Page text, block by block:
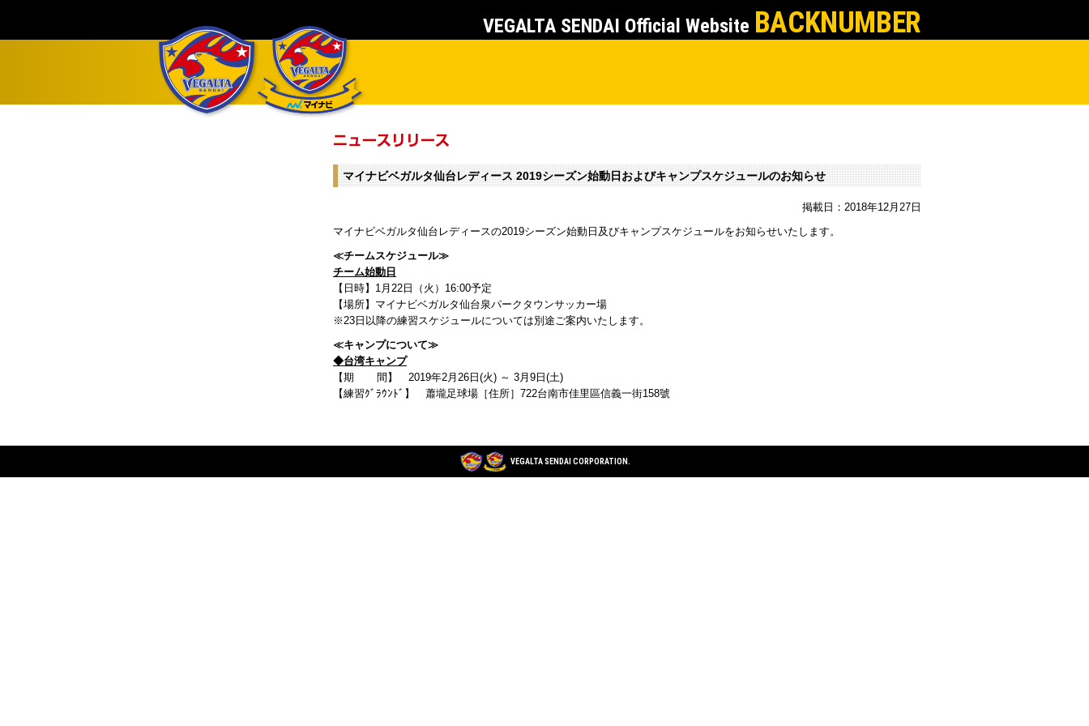
VEGALTA SENDAI Official Website BACKNUMBER
マイナビベガルタ仙台レディース 2019シーズン始動日およびキャンプスケジュールのお知らせ
掲載日：2018年12月27日
マイナビベガルタ仙台レディースの2019シーズン始動日及びキャンプスケジュールをお知らせいたします。
≪チームスケジュール≫
チーム始動日
【日時】1月22日（火）16:00予定
【場所】マイナビベガルタ仙台泉パークタウンサッカー場
※23日以降の練習スケジュールについては別途ご案内いたします。
≪キャンプについて≫
◆台湾キャンプ
【期 間】 2019年2月26日(火) ～ 3月9日(土)
【練習ｸﾞﾗｳﾝﾄﾞ】 蕭壠足球場［住所］722台南市佳里區信義一街158號
VEGALTA SENDAI CORPORATION.